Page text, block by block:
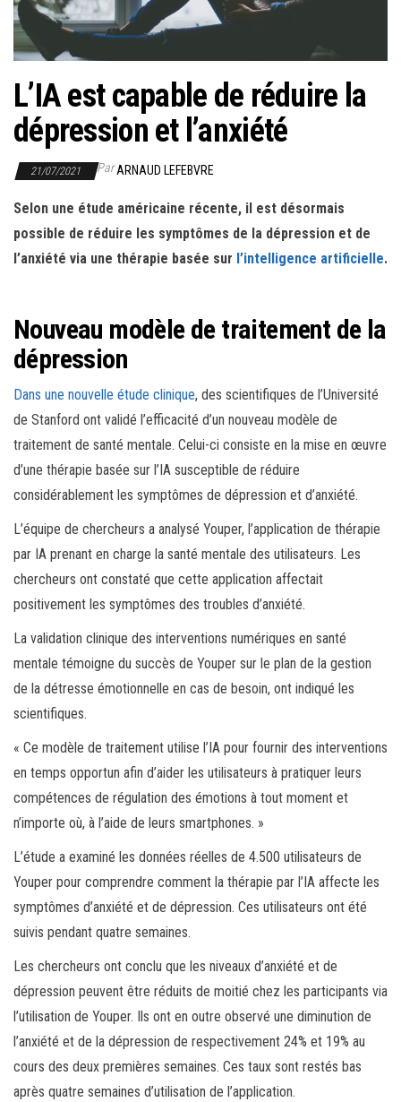
t
i
L’IA est capable de réduire la
dépression et l’anxiété
21/07/2021 ParARNAUD LEFEBVRE
Selon une étude américaine récente, il est désormais
possible de réduire les symptômes de la dépression et de
l’anxiété via une thérapie basée sur l’intelligence artificielle.
Nouveau modèle de traitement de la
dépression
Dans une nouvelle étude clinique, des scientifiques de l’Université
de Stanford ont validé l’efficacité d’un nouveau modèle de
traitement de santé mentale. Celui-ci consiste en la mise en œuvre
d’une thérapie basée sur l’IA susceptible de réduire
considérablement les symptômes de dépression et d’anxiété.
L’équipe de chercheurs a analysé Youper, l’application de thérapie
par IA prenant en charge la santé mentale des utilisateurs. Les
chercheurs ont constaté que cette application affectait
positivement les symptômes des troubles d’anxiété.
La validation clinique des interventions numériques en santé
mentale témoigne du succès de Youper sur le plan de la gestion
de la détresse émotionnelle en cas de besoin, ont indiqué les
scientifiques.
« Ce modèle de traitement utilise l’IA pour fournir des interventions
en temps opportun afin d’aider les utilisateurs à pratiquer leurs
compétences de régulation des émotions à tout moment et
n’importe où, à l’aide de leurs smartphones. »
L’étude a examiné les données réelles de 4.500 utilisateurs de
Youper pour comprendre comment la thérapie par l’IA affecte les
symptômes d’anxiété et de dépression. Ces utilisateurs ont été
suivis pendant quatre semaines.
Les chercheurs ont conclu que les niveaux d’anxiété et de
dépression peuvent être réduits de moitié chez les participants via
l’utilisation de Youper. Ils ont en outre observé une diminution de
l’anxiété et de la dépression de respectivement 24% et 19% au
cours des deux premières semaines. Ces taux sont restés bas
après quatre semaines d’utilisation de l’application.